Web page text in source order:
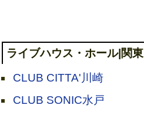
ライブハウス・ホール|関東
CLUB CITTA'川崎
CLUB SONIC水戸